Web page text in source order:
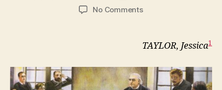
No Commentson
trauma
como
doença
TAYLOR, Jessica1